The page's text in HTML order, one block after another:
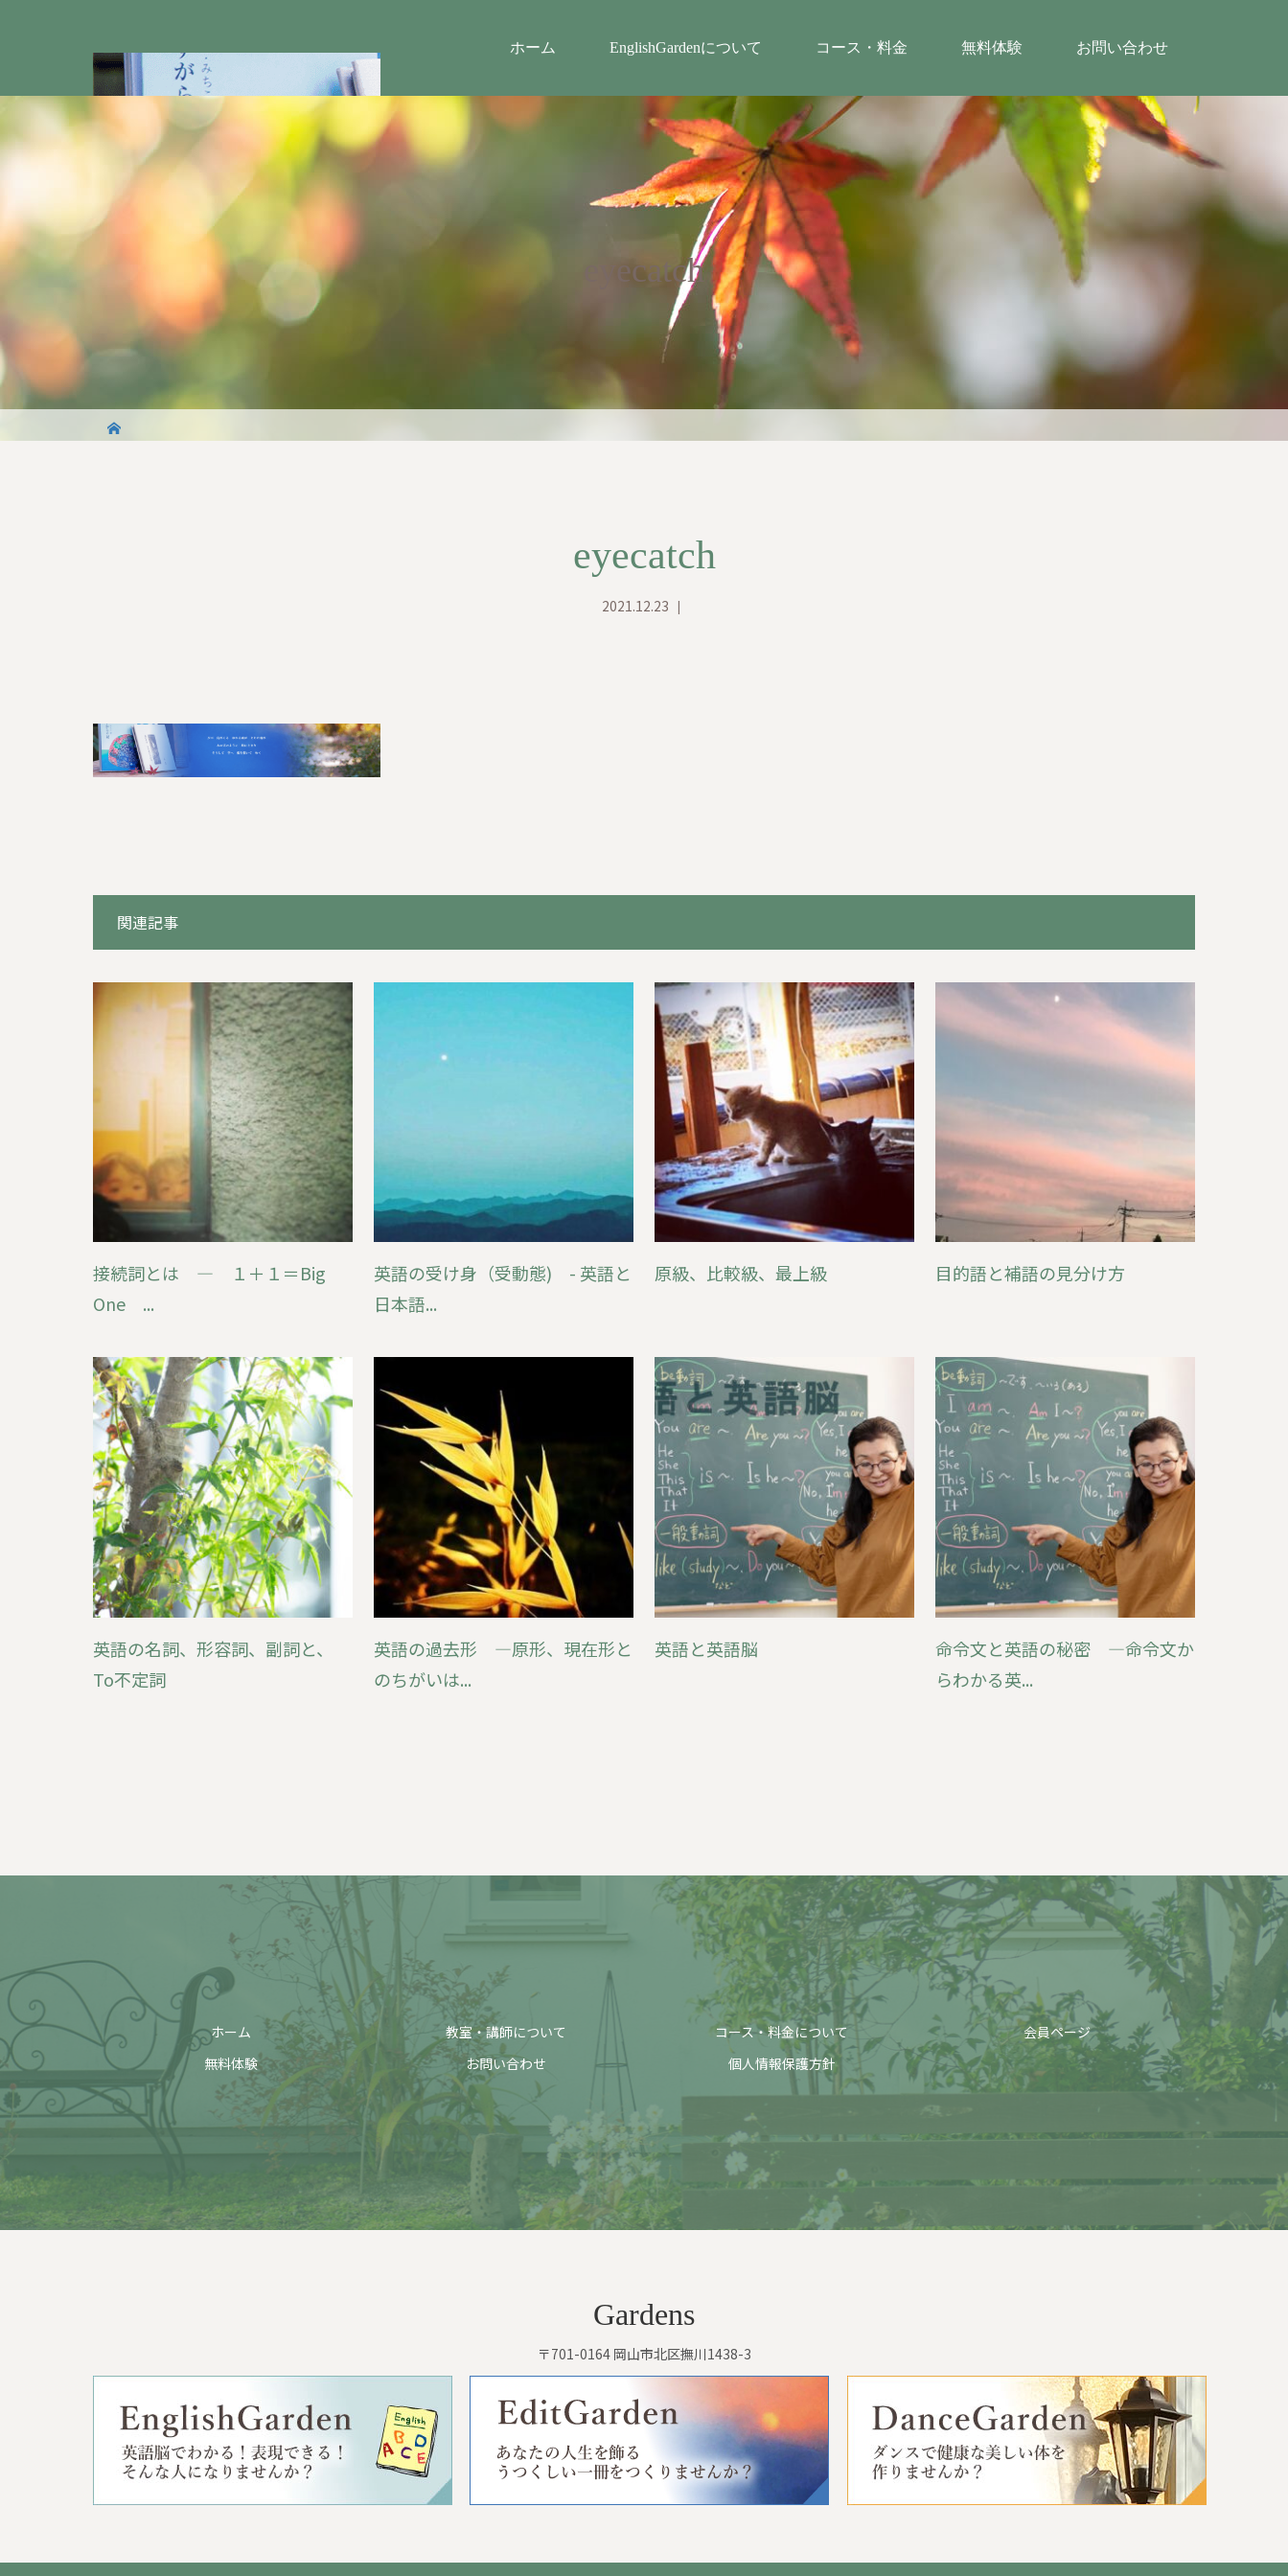
ホーム EnglishGardenについて コース・料金 無料体験 お問い合わせ
eyecatch
eyecatch
2021.12.23
関連記事
接続詞とは ― １＋１＝Big
One ...
英語の受け身（受動態) - 英語と
日本語...
原級、比較級、最上級 目的語と補語の見分け方
英語の名詞、形容詞、副詞と、
To不定詞
英語の過去形 ―原形、現在形と
のちがいは...
英語と英語脳
命令文と英語の秘密 ―命令文か
らわかる英...
ホーム 教室・講師について コース・料金について
会員ページ
無料体験
お問い合わせ 個人情報保護方針
Gardens
〒701-0164 岡山市北区撫川1438-3